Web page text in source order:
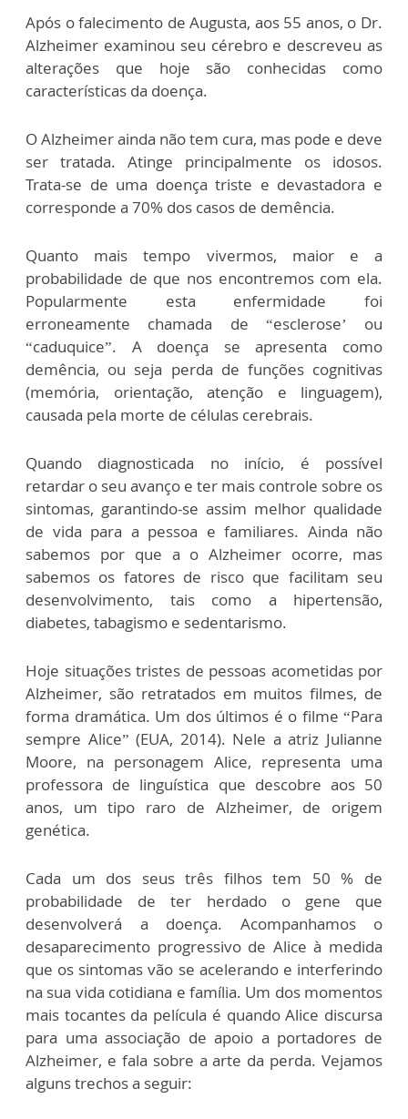
Após o falecimento de Augusta, aos 55 anos, o Dr.
Alzheimer examinou seu cérebro e descreveu as
alterações que hoje são conhecidas como
características da doença.
O Alzheimer ainda não tem cura, mas pode e deve
ser tratada. Atinge principalmente os idosos.
Trata-se de uma doença triste e devastadora e
corresponde a 70% dos casos de demência.
Quanto mais tempo vivermos, maior e a
probabilidade de que nos encontremos com ela.
Popularmente esta enfermidade foi
erroneamente chamada de “esclerose’ ou
“caduquice”. A doença se apresenta como
demência, ou seja perda de funções cognitivas
(memória, orientação, atenção e linguagem),
causada pela morte de células cerebrais.
Quando diagnosticada no início, é possível
retardar o seu avanço e ter mais controle sobre os
sintomas, garantindo-se assim melhor qualidade
de vida para a pessoa e familiares. Ainda não
sabemos por que a o Alzheimer ocorre, mas
sabemos os fatores de risco que facilitam seu
desenvolvimento, tais como a hipertensão,
diabetes, tabagismo e sedentarismo.
Hoje situações tristes de pessoas acometidas por
Alzheimer, são retratados em muitos filmes, de
forma dramática. Um dos últimos é o filme “Para
sempre Alice” (EUA, 2014). Nele a atriz Julianne
Moore, na personagem Alice, representa uma
professora de linguística que descobre aos 50
anos, um tipo raro de Alzheimer, de origem
genética.
Cada um dos seus três filhos tem 50 % de
probabilidade de ter herdado o gene que
desenvolverá a doença. Acompanhamos o
desaparecimento progressivo de Alice à medida
que os sintomas vão se acelerando e interferindo
na sua vida cotidiana e família. Um dos momentos
mais tocantes da película é quando Alice discursa
para uma associação de apoio a portadores de
Alzheimer, e fala sobre a arte da perda. Vejamos
alguns trechos a seguir: